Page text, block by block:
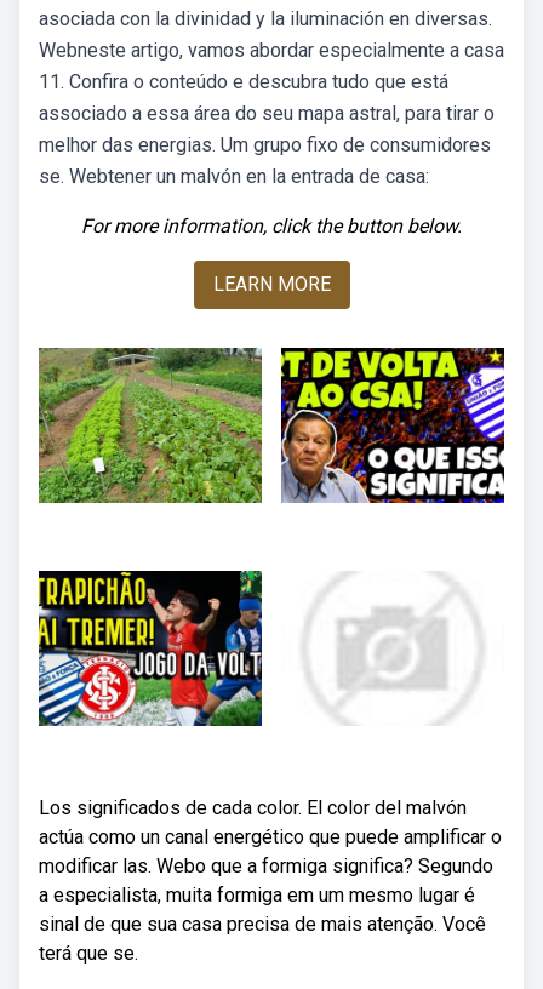
asociada con la divinidad y la iluminación en diversas.
Webneste artigo, vamos abordar especialmente a casa
11. Confira o conteúdo e descubra tudo que está
associado a essa área do seu mapa astral, para tirar o
melhor das energias. Um grupo fixo de consumidores
se. Webtener un malvón en la entrada de casa:
For more information, click the button below.
LEARN MORE
Los significados de cada color. El color del malvón
actúa como un canal energético que puede amplificar o
modificar las. Webo que a formiga significa? Segundo
a especialista, muita formiga em um mesmo lugar é
sinal de que sua casa precisa de mais atenção. Você
terá que se.